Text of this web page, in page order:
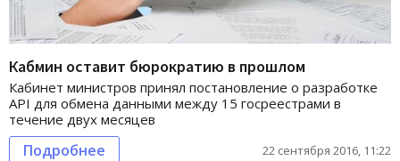
Кабмин оставит бюрократию в прошлом
Кабинет министров принял постановление о разработке
API для обмена данными между 15 госреестрами в
течение двух месяцев
Подробнее 22 сентября 2016, 11:22